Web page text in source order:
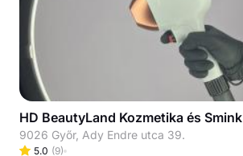
HD BeautyLand Kozmetika és Smink
9026 Győr, Ady Endre utca 39.
5.0 (9)